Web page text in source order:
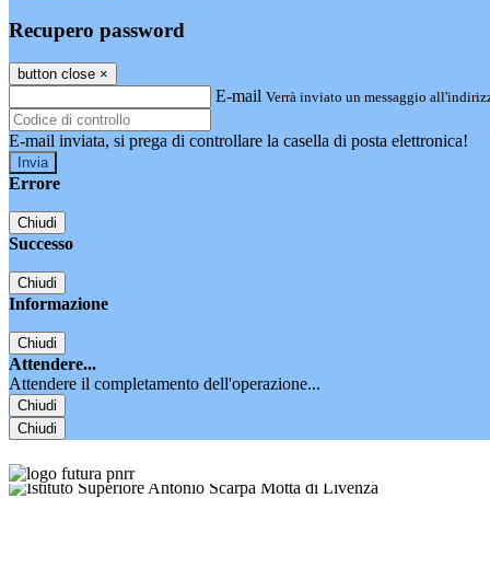
Recupero password
button close ×
E-mail Verrà inviato un messaggio
E-mail inviata, si prega di controllare la casella di posta elettronica!
Errore
Chiudi
Successo
Chiudi
Informazione
Chiudi
Attendere...
Attendere il completamento dell'operazione...
Chiudi
Chiudi